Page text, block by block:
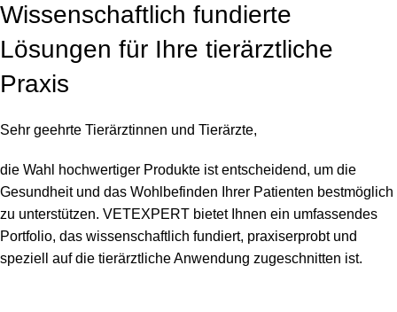
Wissenschaftlich fundierte
Lösungen für Ihre tierärztliche
Praxis
Sehr geehrte Tierärztinnen und Tierärzte,
die Wahl hochwertiger Produkte ist entscheidend, um die
Gesundheit und das Wohlbefinden Ihrer Patienten bestmöglich
zu unterstützen. VETEXPERT bietet Ihnen ein umfassendes
Portfolio, das wissenschaftlich fundiert, praxiserprobt und
speziell auf die tierärztliche Anwendung zugeschnitten ist.